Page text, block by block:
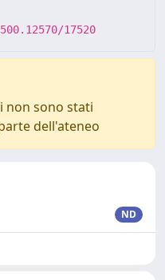
17520
non sono stati
dell'ateneo
ND